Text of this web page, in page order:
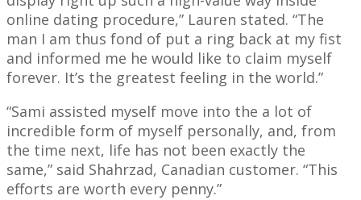
online dating procedure,” Lauren stated. “The
man I am thus fond of put a ring back at my fist
and informed me he would like to claim myself
forever. It’s the greatest feeling in the world.”
“Sami assisted myself move into the a lot of
incredible form of myself personally, and, from
the time next, life has not been exactly the
same,” said Shahrzad, Canadian customer. “This
efforts are worth every penny.”